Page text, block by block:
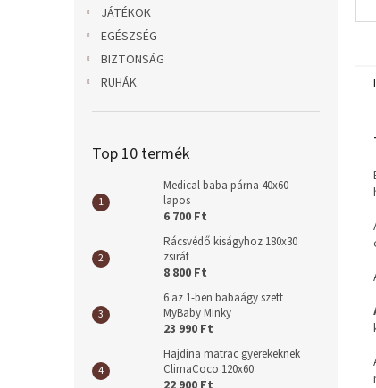
JÁTÉKOK
EGÉSZSÉG
BIZTONSÁG
RUHÁK
Top 10 termék
Medical baba párna 40x60 -
lapos
6 700 Ft
Rácsvédő kiságyhoz 180x30
zsiráf
8 800 Ft
6 az 1-ben babaágy szett
MyBaby Minky
23 990 Ft
Hajdina matrac gyerekeknek
ClimaCoco 120x60